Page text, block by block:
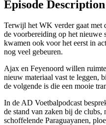
Episode Description
Terwijl het WK verder gaat met
de voorbereiding op het nieuwe
kwamen ook voor het eerst in
nog veel gebeuren.
Ajax en Feyenoord willen
nieuw materiaal vast te leggen,
de volgende is die een mooie
In de AD Voetbalpodcast
de stand van zaken bij de
schoffelende Paraguayanen,